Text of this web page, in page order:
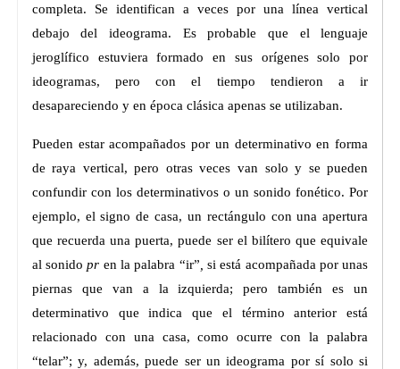
completa. Se identifican a veces por una línea vertical
debajo del ideograma. Es probable que el lenguaje
jeroglífico estuviera formado en sus orígenes solo por
ideogramas, pero con el tiempo tendieron a ir
desapareciendo y en época clásica apenas se utilizaban.
Pueden estar acompañados por un determinativo en forma
de raya vertical, pero otras veces van solo y se pueden
confundir con los determinativos o un sonido fonético. Por
ejemplo, el signo de casa, un rectángulo con una apertura
que recuerda una puerta, puede ser el bilítero que equivale
al sonidopr en la palabra “ir” si está acompañada por unas
piernas que van a la izquierda; pero también es un
determinativo que indica que el término anterior está
relacionado con una casa, como ocurre con la palabra
“telar”; y, además, puede ser un ideograma por sí solo si